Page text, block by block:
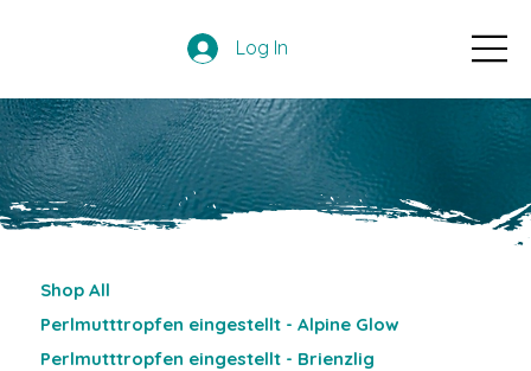
Log In
Shop All
Perlmutttropfen eingestellt - Alpine Glow
Perlmutttropfen eingestellt - Brienzlig